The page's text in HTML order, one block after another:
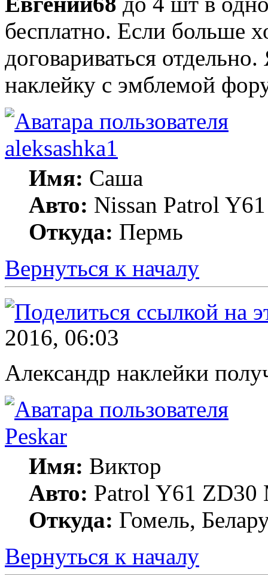
бесплатно. Если больше
договариваться
наклейку с эмблемой
aleksashka1
Имя: Саша
Авто: Nissan Patrol
Откуда: Пермь
Вернуться к началу
2016, 06:03
Александр наклейки
Peskar
Имя: Виктор
Авто: Patrol Y61
Откуда: Гомель,
Вернуться к началу